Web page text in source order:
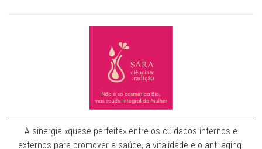
A sinergia «quase perfeita» entre os cuidados internos e
externos para promover a saúde, a vitalidade e o anti-aging.